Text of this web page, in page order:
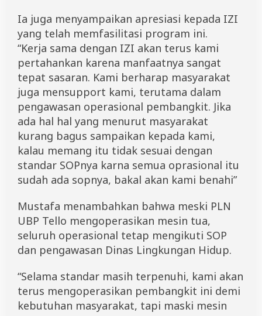
Ia juga menyampaikan apresiasi kepada IZI
yang telah memfasilitasi program ini.
“Kerja sama dengan IZI akan terus kami
pertahankan karena manfaatnya sangat
tepat sasaran. Kami berharap masyarakat
juga mensupport kami, terutama dalam
pengawasan operasional pembangkit. Jika
ada hal hal yang menurut masyarakat
kurang bagus sampaikan kepada kami,
kalau memang itu tidak sesuai dengan
standar SOPnya karna semua oprasional itu
sudah ada sopnya, bakal akan kami benahi”
Mustafa menambahkan bahwa meski PLN
UBP Tello mengoperasikan mesin tua,
seluruh operasional tetap mengikuti SOP
dan pengawasan Dinas Lingkungan Hidup.
“Selama standar masih terpenuhi, kami akan
terus mengoperasikan pembangkit ini demi
kebutuhan masyarakat, tapi maski mesin